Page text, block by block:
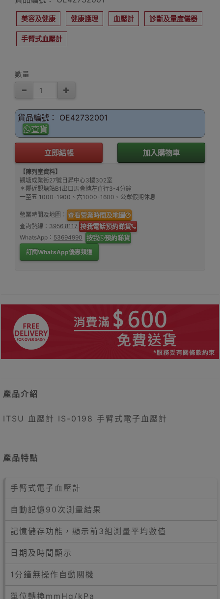
美容及健康 健康護理 血壓計 診斷及量度儀器
手臂式血壓計
數量
貨品編號： OE42732001
查貨
立即結帳 加入購物車
【陳列室資料】
觀塘成業街27號日昇中心3樓302室
＊鄰近觀塘站B1出口馬會轉左直行3-4分鐘
一至五 1000-1900、六1000-1600、公眾假期休息
營業時間及地圖： 查看營業時間及地圖
查詢熱線： 3956 8117 按我電話預約睇貨
WhatsApp： 53694990 按我 預約睇貨
訂閱WhatsApp優惠頻道
產品介紹
ITSU 血壓計 IS-0198 手臂式電子血壓計
產品特點
手臂式電子血壓計
自動記憶90次測量結果
記憶儲存功能，顯示前3組測量平均數值
日期及時間顯示
1分鐘無操作自動關機
單位轉換mmHg/kPa